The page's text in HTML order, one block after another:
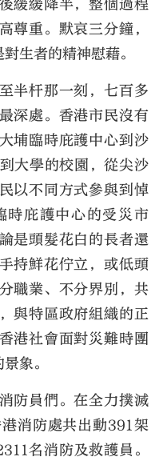
緩緩降半，整個過程
尊重。默哀三分鐘，
生者的精神慰藉。
半杆那一刻，七百多
深處。香港市民沒有
埔臨時庇護中心到沙
大學的校園，從尖沙
以不同方式參與到悼
時庇護中心的受災市
是頭髮花白的長者還
持鮮花佇立，或低頭
職業、不分界別，共
與特區政府組織的正
港社會面對災難時團
象。
防員們。在全力撲滅
消防處共出動391架
名消防及救護員。